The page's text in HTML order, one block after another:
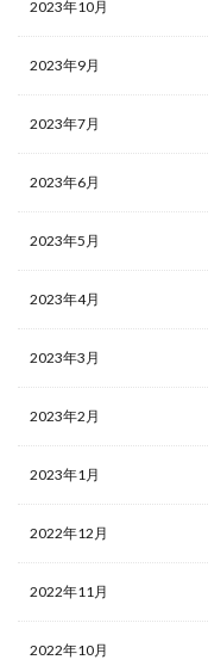
2023年10月
2023年9月
2023年7月
2023年6月
2023年5月
2023年4月
2023年3月
2023年2月
2023年1月
2022年12月
2022年11月
2022年10月